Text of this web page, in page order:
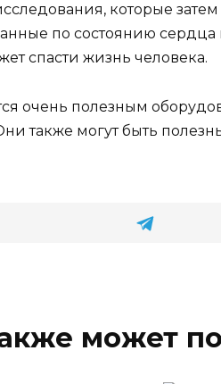
которые
по состоянию
спасти жизнь человека.
очень полезным
также могут быть
может